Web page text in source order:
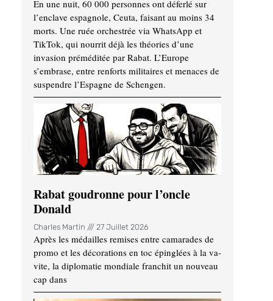
En une nuit, 60 000 personnes ont déferlé sur
l’enclave espagnole, Ceuta, faisant au moins 34
morts. Une ruée orchestrée via WhatsApp et
TikTok, qui nourrit déjà les théories d’une
invasion préméditée par Rabat. L’Europe
s’embrase, entre renforts militaires et menaces de
suspendre l’Espagne de Schengen.
Rabat goudronne pour l’oncle
Donald
Charles Martin 27 Juillet 2026
Après les médailles remises entre camarades de
promo et les décorations en toc épinglées à la va-
vite, la diplomatie mondiale franchit un nouveau
cap dans